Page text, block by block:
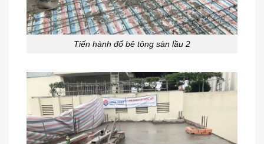
Tiến hành đổ bê tông sàn lầu 2